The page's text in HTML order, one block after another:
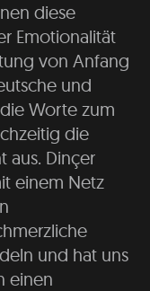
diese
Emotionalität
von Anfang
und
Worte zum
die
aus. Dinçer
einem Netz
und hat uns
einen